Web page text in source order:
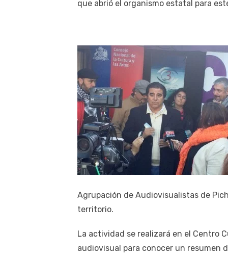
que abrió el organismo estatal para
Agrupación de Audiovisualistas de
territorio.
La actividad se realizará en el Centro
audiovisual para conocer un resumen